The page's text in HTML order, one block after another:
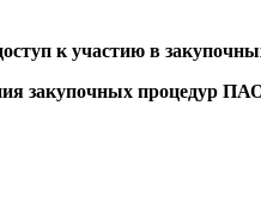
к участию в
закупочных процедур